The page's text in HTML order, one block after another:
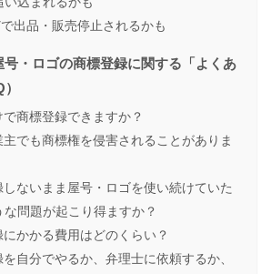
出品・販売停止されるかも
・ロゴの商標登録に関する「よくあ
商標登録できますか？
でも商標権を侵害されることがありま
ないまま屋号・ロゴを使い続けていた
な問題が起こり得ますか？
かかる費用はどのくらい？
自分でやるか、弁理士に依頼するか、